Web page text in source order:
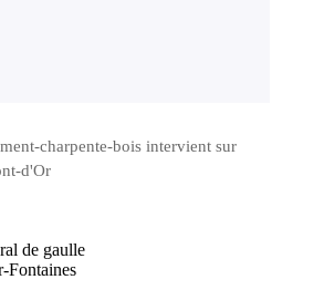
charpente-bois intervient sur
d'Or
de gaulle
Fontaines